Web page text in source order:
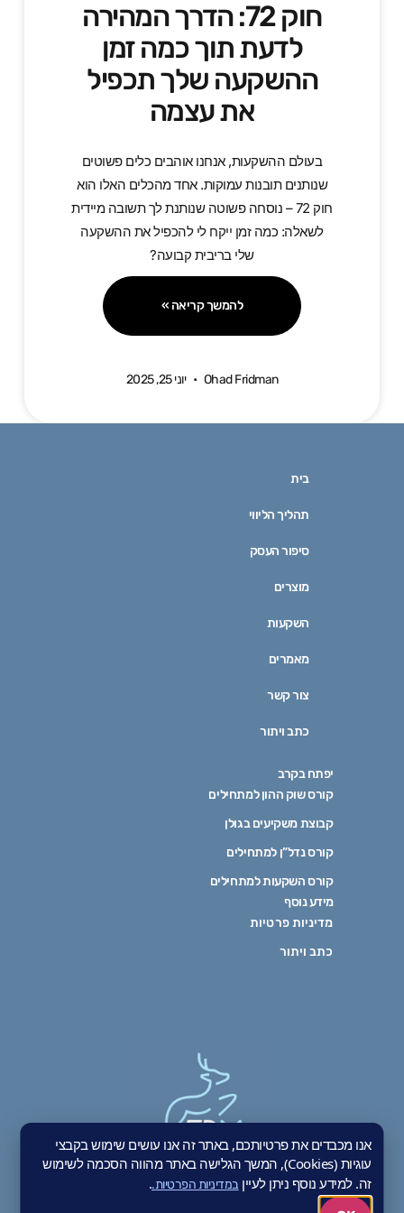
חוק 72: הדרך המהירה
לדעת תוך כמה זמן
ההשקעה שלך תכפיל
את עצמה
בעולם ההשקעות, אנחנו אוהבים כלים פשוטים
שנותנים תובנות עמוקות. אחד מהכלים האלו הוא
חוק 72 – נוסחה פשוטה שנותנת לך תשובה מיידית
לשאלה: כמה זמן ייקח לי להכפיל את ההשקעה
שלי בריבית קבועה?
להמשך קריאה »
Ohad Fridman יוני 25, 2025
בית
תהליך הליווי
סיפור העסק
מוצרים
השקעות
מאמרים
צור קשר
כתב ויתור
יפתח בקרב
קורס שוק ההון למתחילים
קבוצת משקיעים בגולן
קורס נדל”ן למתחילים
קורס השקעות למתחילים
מידע נוסף
מדיניות פרטיות
כתב ויתור
בואו לעקוב אחרינו
אנו מכבדים את פרטיותכם, באתר זה אנו עושים שימוש בקבצי
עוגיות (Cookies), המשך הגלישה באתר מהווה הסכמה לשימוש
זה. למידע נוסף ניתן לעייןבמדיניות הפרטיות..